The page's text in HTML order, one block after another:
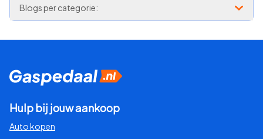
Blogs per categorie:
Hulp bij jouw aankoop
Auto kopen